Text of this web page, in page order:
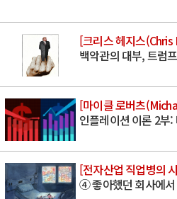
[크리스 헤지스
백악관의 대부, 트럼
[마이클 로버츠
인플레이션 이론 2부
[전자산업 직업병의
④ 좋아했던 회사에서